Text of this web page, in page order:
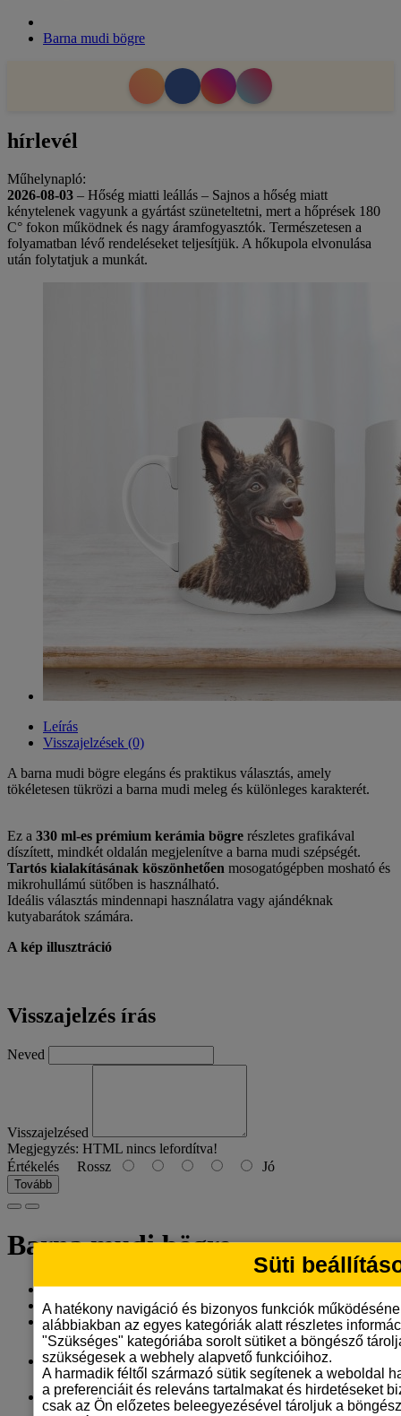
Barna mudi bögre
hírlevél
Műhelynapló:
2026-08-03 – Hőség miatti leállás – Sajnos a hőség miatt
kénytelenek vagyunk a gyártást szüneteltetni, mert a hőprések 180
C° fokon működnek és nagy áramfogyasztók. Természetesen a
folyamatban lévő rendeléseket teljesítjük. A hőkupola elvonulása
után folytatjuk a munkát.
Leírás
Visszajelzések (0)
A barna mudi bögre elegáns és praktikus választás, amely
tökéletesen tükrözi a barna mudi meleg és különleges karakterét.
Ez a 330 ml-es prémium kerámia bögre részletes grafikával
díszített, mindkét oldalán megjelenítve a barna mudi szépségét.
Tartós kialakításának köszönhetően mosogatógépben mosható és
mikrohullámú sütőben is használható.
Ideális választás mindennapi használatra vagy ajándéknak
kutyabarátok számára.
A kép illusztráció
Visszajelzés írás
Neved
Visszajelzésed
Megjegyzés: HTML nincs lefordítva!
Értékelés Rossz Jó
Tovább
Barna mudi bögre
Gyártó:Tangerine Design
Model: barna-mudi-bogre-1
Elérhetőség: 9
3.290 Ft
ÁFA nélkül: 2.591 Ft
Süti
A hatékony navigáció és bizonyos funkciók
alábbiakban az egyes kategóriák alatt részletes
"Szükséges" kategóriába sorolt sütiket a böngésző
szükségesek a webhely alapvető funkcióihoz.
A harmadik féltől származó sütik segítenek a weboldal
a preferenciáit és releváns tartalmakat és hirdetéseket
csak az Ön előzetes beleegyezésével tároljuk a